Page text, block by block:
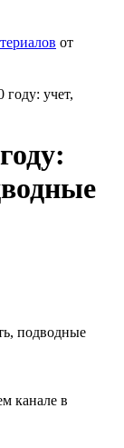
от
учет,
канале в